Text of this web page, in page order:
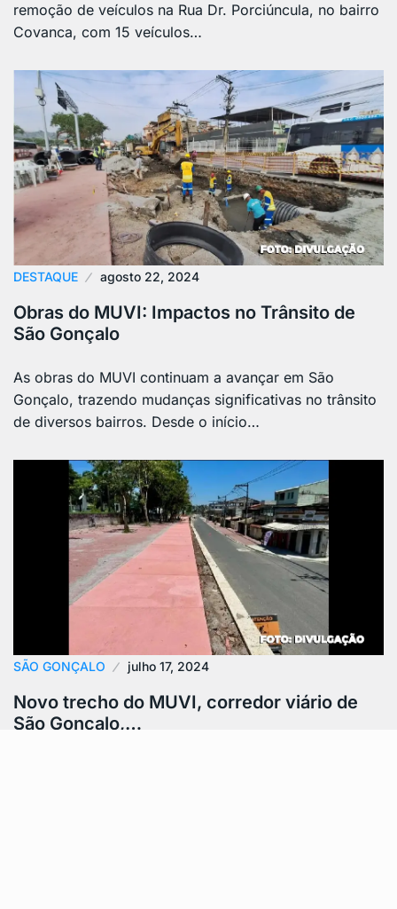
remoção de veículos na Rua Dr. Porciúncula, no bairro
Covanca, com 15 veículos…
DESTAQUE agosto 22, 2024
Obras do MUVI: Impactos no Trânsito de
São Gonçalo
As obras do MUVI continuam a avançar em São
Gonçalo, trazendo mudanças significativas no trânsito
de diversos bairros. Desde o início…
SÃO GONÇALO julho 17, 2024
Novo trecho do MUVI, corredor viário de
São Gonçalo,…